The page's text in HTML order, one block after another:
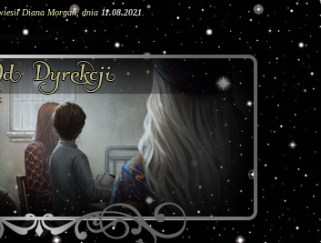
Diana Morgan, dnia 11.08.2021